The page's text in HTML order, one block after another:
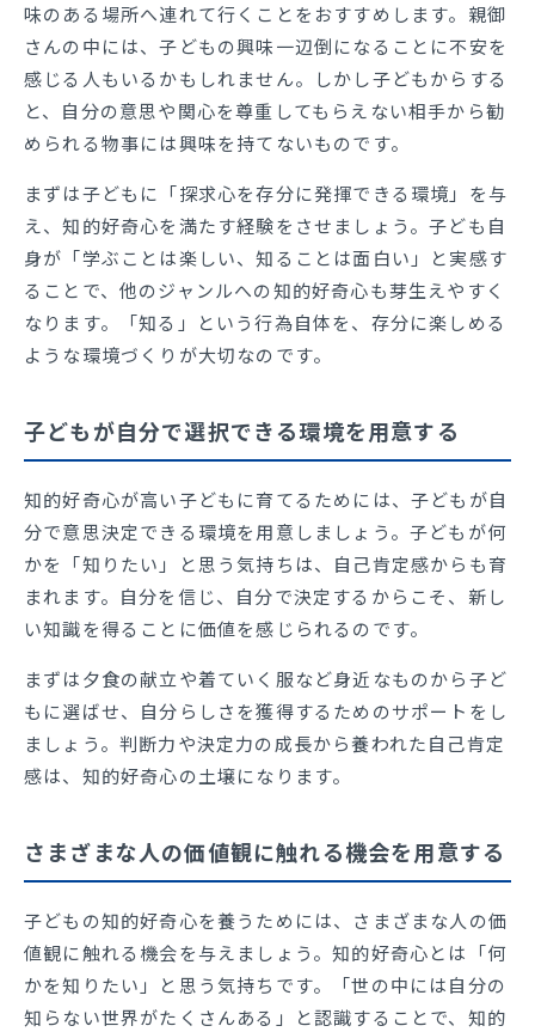
味のある場所へ連れて行くことをおすすめします。親御
さんの中には、子どもの興味一辺倒になることに不安を
感じる人もいるかもしれません。しかし子どもからする
と、自分の意思や関心を尊重してもらえない相手から勧
められる物事には興味を持てないものです。
まずは子どもに「探求心を存分に発揮できる環境」を与
え、知的好奇心を満たす経験をさせましょう。子ども自
身が「学ぶことは楽しい、知ることは面白い」と実感す
ることで、他のジャンルへの知的好奇心も芽生えやすく
なります。「知る」という行為自体を、存分に楽しめる
ような環境づくりが大切なのです。
子どもが自分で選択できる環境を用意する
知的好奇心が高い子どもに育てるためには、子どもが自
分で意思決定できる環境を用意しましょう。子どもが何
かを「知りたい」と思う気持ちは、自己肯定感からも育
まれます。自分を信じ、自分で決定するからこそ、新し
い知識を得ることに価値を感じられるのです。
まずは夕食の献立や着ていく服など身近なものから子ど
もに選ばせ、自分らしさを獲得するためのサポートをし
ましょう。判断力や決定力の成長から養われた自己肯定
感は、知的好奇心の土壌になります。
さまざまな人の価値観に触れる機会を用意する
子どもの知的好奇心を養うためには、さまざまな人の価
値観に触れる機会を与えましょう。知的好奇心とは「何
かを知りたい」と思う気持ちです。「世の中には自分の
知らない世界がたくさんある」と認識することで、知的